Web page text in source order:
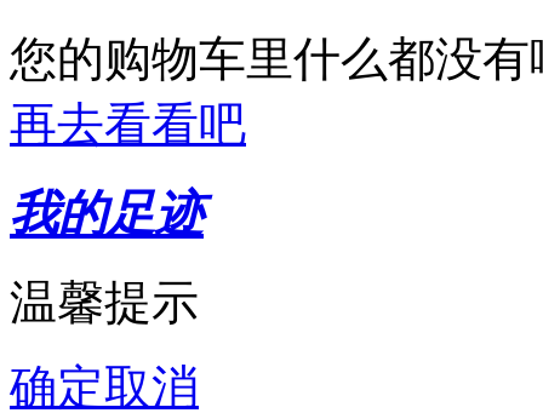
您的购物车里什么都没有
再去看看吧
我的足迹
温馨提示
确定取消